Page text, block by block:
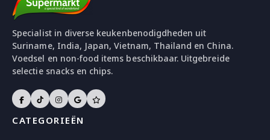
Specialist in diverse keukenbenodigdheden uit
Suriname, India, Japan, Vietnam, Thailand en China.
Voedsel en non-food items beschikbaar. Uitgebreide
selectie snacks en chips.
CATEGORIEËN